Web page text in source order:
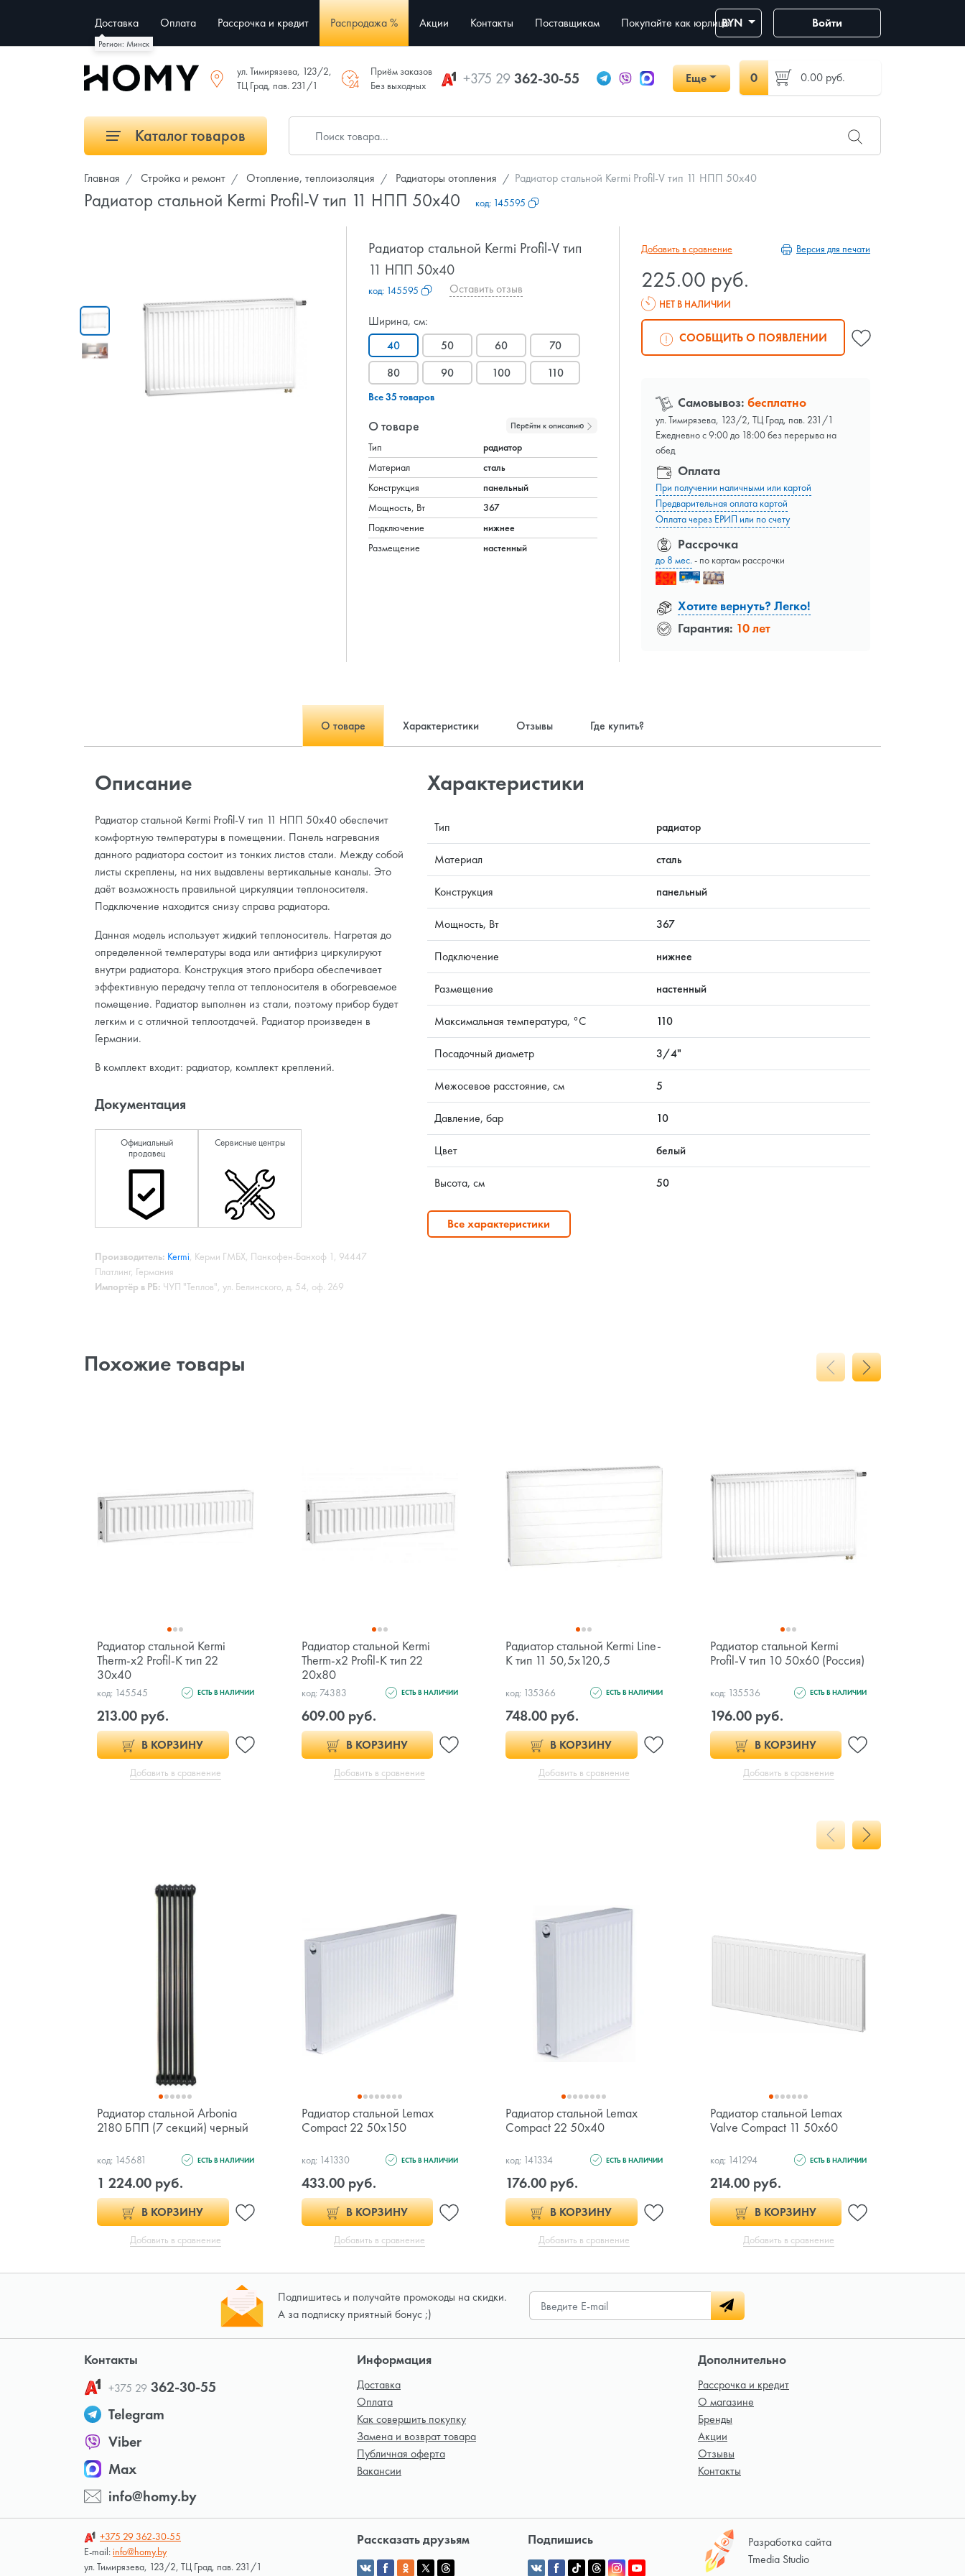
Регион: Минск
Доставка Оплата Рассрочка и кредит Распродажа % Акции Контакты Поставщикам Покупайте как юрлицоBYN Войти
ул. Тимирязева, 123/2,
ТЦ Град, пав. 231/1
Приём заказов
Без выходных
+375 29362-30-55 Еще 0 0.00 руб.
Каталог товаров
Главная Стройка и ремонт Отопление, теплоизоляция Радиаторы отопления Радиатор стальной Kermi Profil-V тип 11 НПП 50x40
Радиатор стальной Kermi Profil-V тип 11 НПП 50x40 код: 145595
Радиатор стальной Kermi Profil-V тип
11 НПП 50x40
код: 145595 Оставить отзыв
Ширина, см:
40
50 60
70
80
90 100 110
Все 35 товаров
О товаре Перейти к описанию
Тип
радиатор
Материал
сталь
Конструкция
панельный
Мощность, Вт
367
Подключение
нижнее
Размещение
настенный
Добавить в сравнение Версия для печати
225.00 руб.
НЕТ В НАЛИЧИИ
СООБЩИТЬ О ПОЯВЛЕНИИ
Самовывоз: бесплатно
ул. Тимирязева, 123/2, ТЦ Град, пав. 231/1
Ежедневно с 9:00 до 18:00 без перерыва на
обед
Оплата
При получении наличными или картой
Предварительная оплата картой
Оплата через ЕРИП или по счету
Рассрочка
до 8 мес.- по картам рассрочки
Хотите вернуть? Легко!
Гарантия: 10 лет
О товаре Характеристики Отзывы Где купить?
Описание
Радиатор стальной Kermi Profil-V тип 11 НПП 50x40 обеспечит
комфортную температуры в помещении. Панель нагревания
данного радиатора состоит из тонких листов стали. Между собой
листы скреплены, на них выдавлены вертикальные каналы. Это
даёт возможность правильной циркуляции теплоносителя.
Подключение находится снизу справа радиатора.
Данная модель использует жидкий теплоноситель. Нагретая до
определенной температуры вода или антифриз циркулируют
внутри радиатора. Конструкция этого прибора обеспечивает
эффективную передачу тепла от теплоносителя в обогреваемое
помещение. Радиатор выполнен из стали, поэтому прибор будет
легким и с отличной теплоотдачей. Радиатор произведен в
Германии.
В комплект входит: радиатор, комплект креплений.
Документация
Официальный
продавец
Сервисные центры
Производитель: Kermi, Керми ГМБХ, Панкофен-Банхоф 1, 94447
Платлинг, Германия
Импортёр в РБ: ЧУП "Теплов", ул. Белинского, д. 54, оф. 269
Характеристики
Тип радиатор
Материал сталь
Конструкция панельный
Мощность, Вт 367
Подключение нижнее
Размещение настенный
Максимальная температура, °C 110
Посадочный диаметр 3/4"
Межосевое расстояние, см 5
Давление, бар 10
Цвет белый
Высота, см 50
Все характеристики
Похожие товары
Радиатор стальной Kermi
Therm-x2 Profil-K тип 22
30x40
код: 145545 ЕСТЬ В НАЛИЧИИ
213.00 руб.
В КОРЗИНУ
Добавить в сравнение
Радиатор стальной Kermi
Therm-x2 Profil-K тип 22
20x80
код: 74383 ЕСТЬ В НАЛИЧИИ
609.00 руб.
В КОРЗИНУ
Добавить в сравнение
Радиатор стальной Kermi Line-
K тип 11 50,5x120,5
код: 135366 ЕСТЬ В НАЛИЧИИ
748.00 руб.
В КОРЗИНУ
Добавить в сравнение
Радиатор стальной Kermi
Profil-V тип 10 50x60 (Россия)
код: 135536 ЕСТЬ В НАЛИЧИИ
196.00 руб.
В КОРЗИНУ
Добавить в сравнение
Радиатор стальной Arbonia
2180 БПП (7 секций) черный
код: 145681 ЕСТЬ В НАЛИЧИИ
1 224.00 руб.
В КОРЗИНУ
Добавить в сравнение
Радиатор стальной Lemax
Compact 22 50х150
код: 141330 ЕСТЬ В НАЛИЧИИ
433.00 руб.
В КОРЗИНУ
Добавить в сравнение
Радиатор стальной Lemax
Compact 22 50х40
код: 141334 ЕСТЬ В НАЛИЧИИ
176.00 руб.
В КОРЗИНУ
Добавить в сравнение
Радиатор стальной Lemax
Valve Compact 11 50х60
код: 141294 ЕСТЬ В НАЛИЧИИ
214.00 руб.
В КОРЗИНУ
Добавить в сравнение
Подпишитесь и получайте промокоды на скидки.
А за подписку приятный бонус ;)
Контакты
+375 29 362-30-55
Telegram
Viber
Max
info@homy.by
Информация
Доставка
Оплата
Как совершить покупку
Замена и возврат товара
Публичная оферта
Вакансии
Дополнительно
Рассрочка и кредит
О магазине
Бренды
Акции
Отзывы
Контакты
+375 29 362-30-55
E-mail:info@homy.by
ул. Тимирязева, 123/2, ТЦ Град, пав. 231/1
Рассказать друзьям Подпишись
Разработка сайта
Tmedia Studio